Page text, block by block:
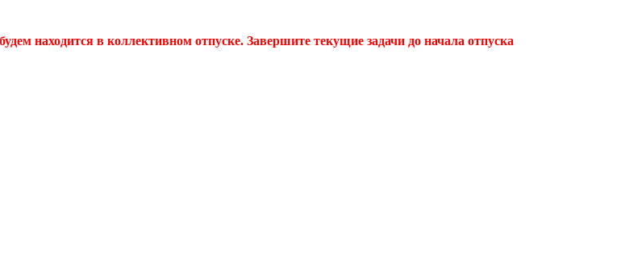
находится в коллективном отпуске. Завершите текущие задачи до начала отпуска